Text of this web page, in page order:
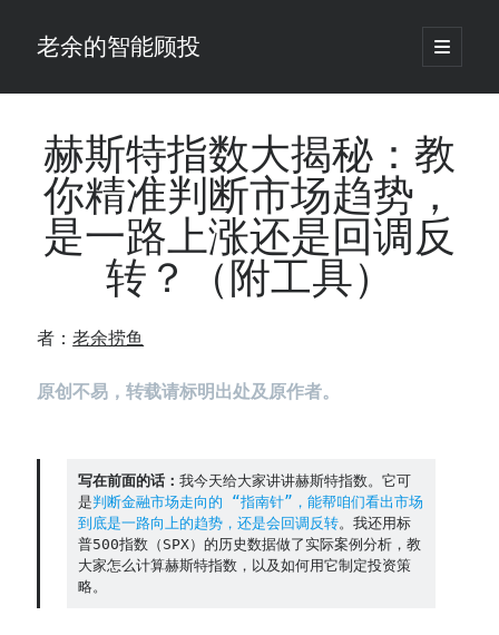
老余的智能顾投
open
primary
Sidebar
最新发表 ：
你的回测曲线越漂亮，我越替你担心：因为历史顺序，正在“倒着”给你
讲故事
仓位大小背后的数学：为什么胜率40%的策略，能比胜率60%的更赚钱
码）
我拿Reddit上高赞的趋势策略，认真跑了一遍回测（附代码）
怎么把TradingView上的裸指标拆成可回测的交易规则：成交量差值背离
Contact：
赫斯特指数大揭秘：教
你精准判断市场趋势，
是一路上涨还是回调反
转？（附工具）
者：老余捞鱼
原创不易，转载请标明出处及原作者。
写在前面的话： 我今天给大家讲讲赫斯特指数。它可
是判断金融市场走向的 “指南针”，能帮咱们看出市场
到底是一路向上的趋势，还是会回调反转。我还用标
普500指数（SPX）的历史数据做了实际案例分析，教
大家怎么计算赫斯特指数，以及如何用它制定投资策
略。